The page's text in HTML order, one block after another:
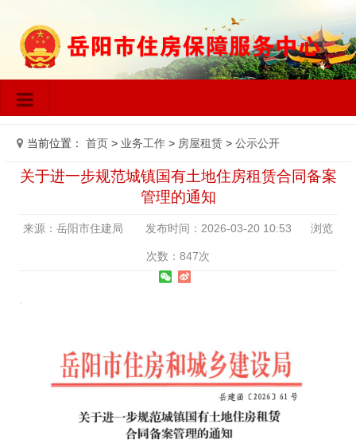
当前位置：首页 > 业务工作 > 房屋租赁 >公示公开
关于进一步规范城镇国有土地住房租赁合同备案
管理的通知
来源：岳阳市住建局 发布时间：2026-03-20 10:53 浏览
次数： 847次